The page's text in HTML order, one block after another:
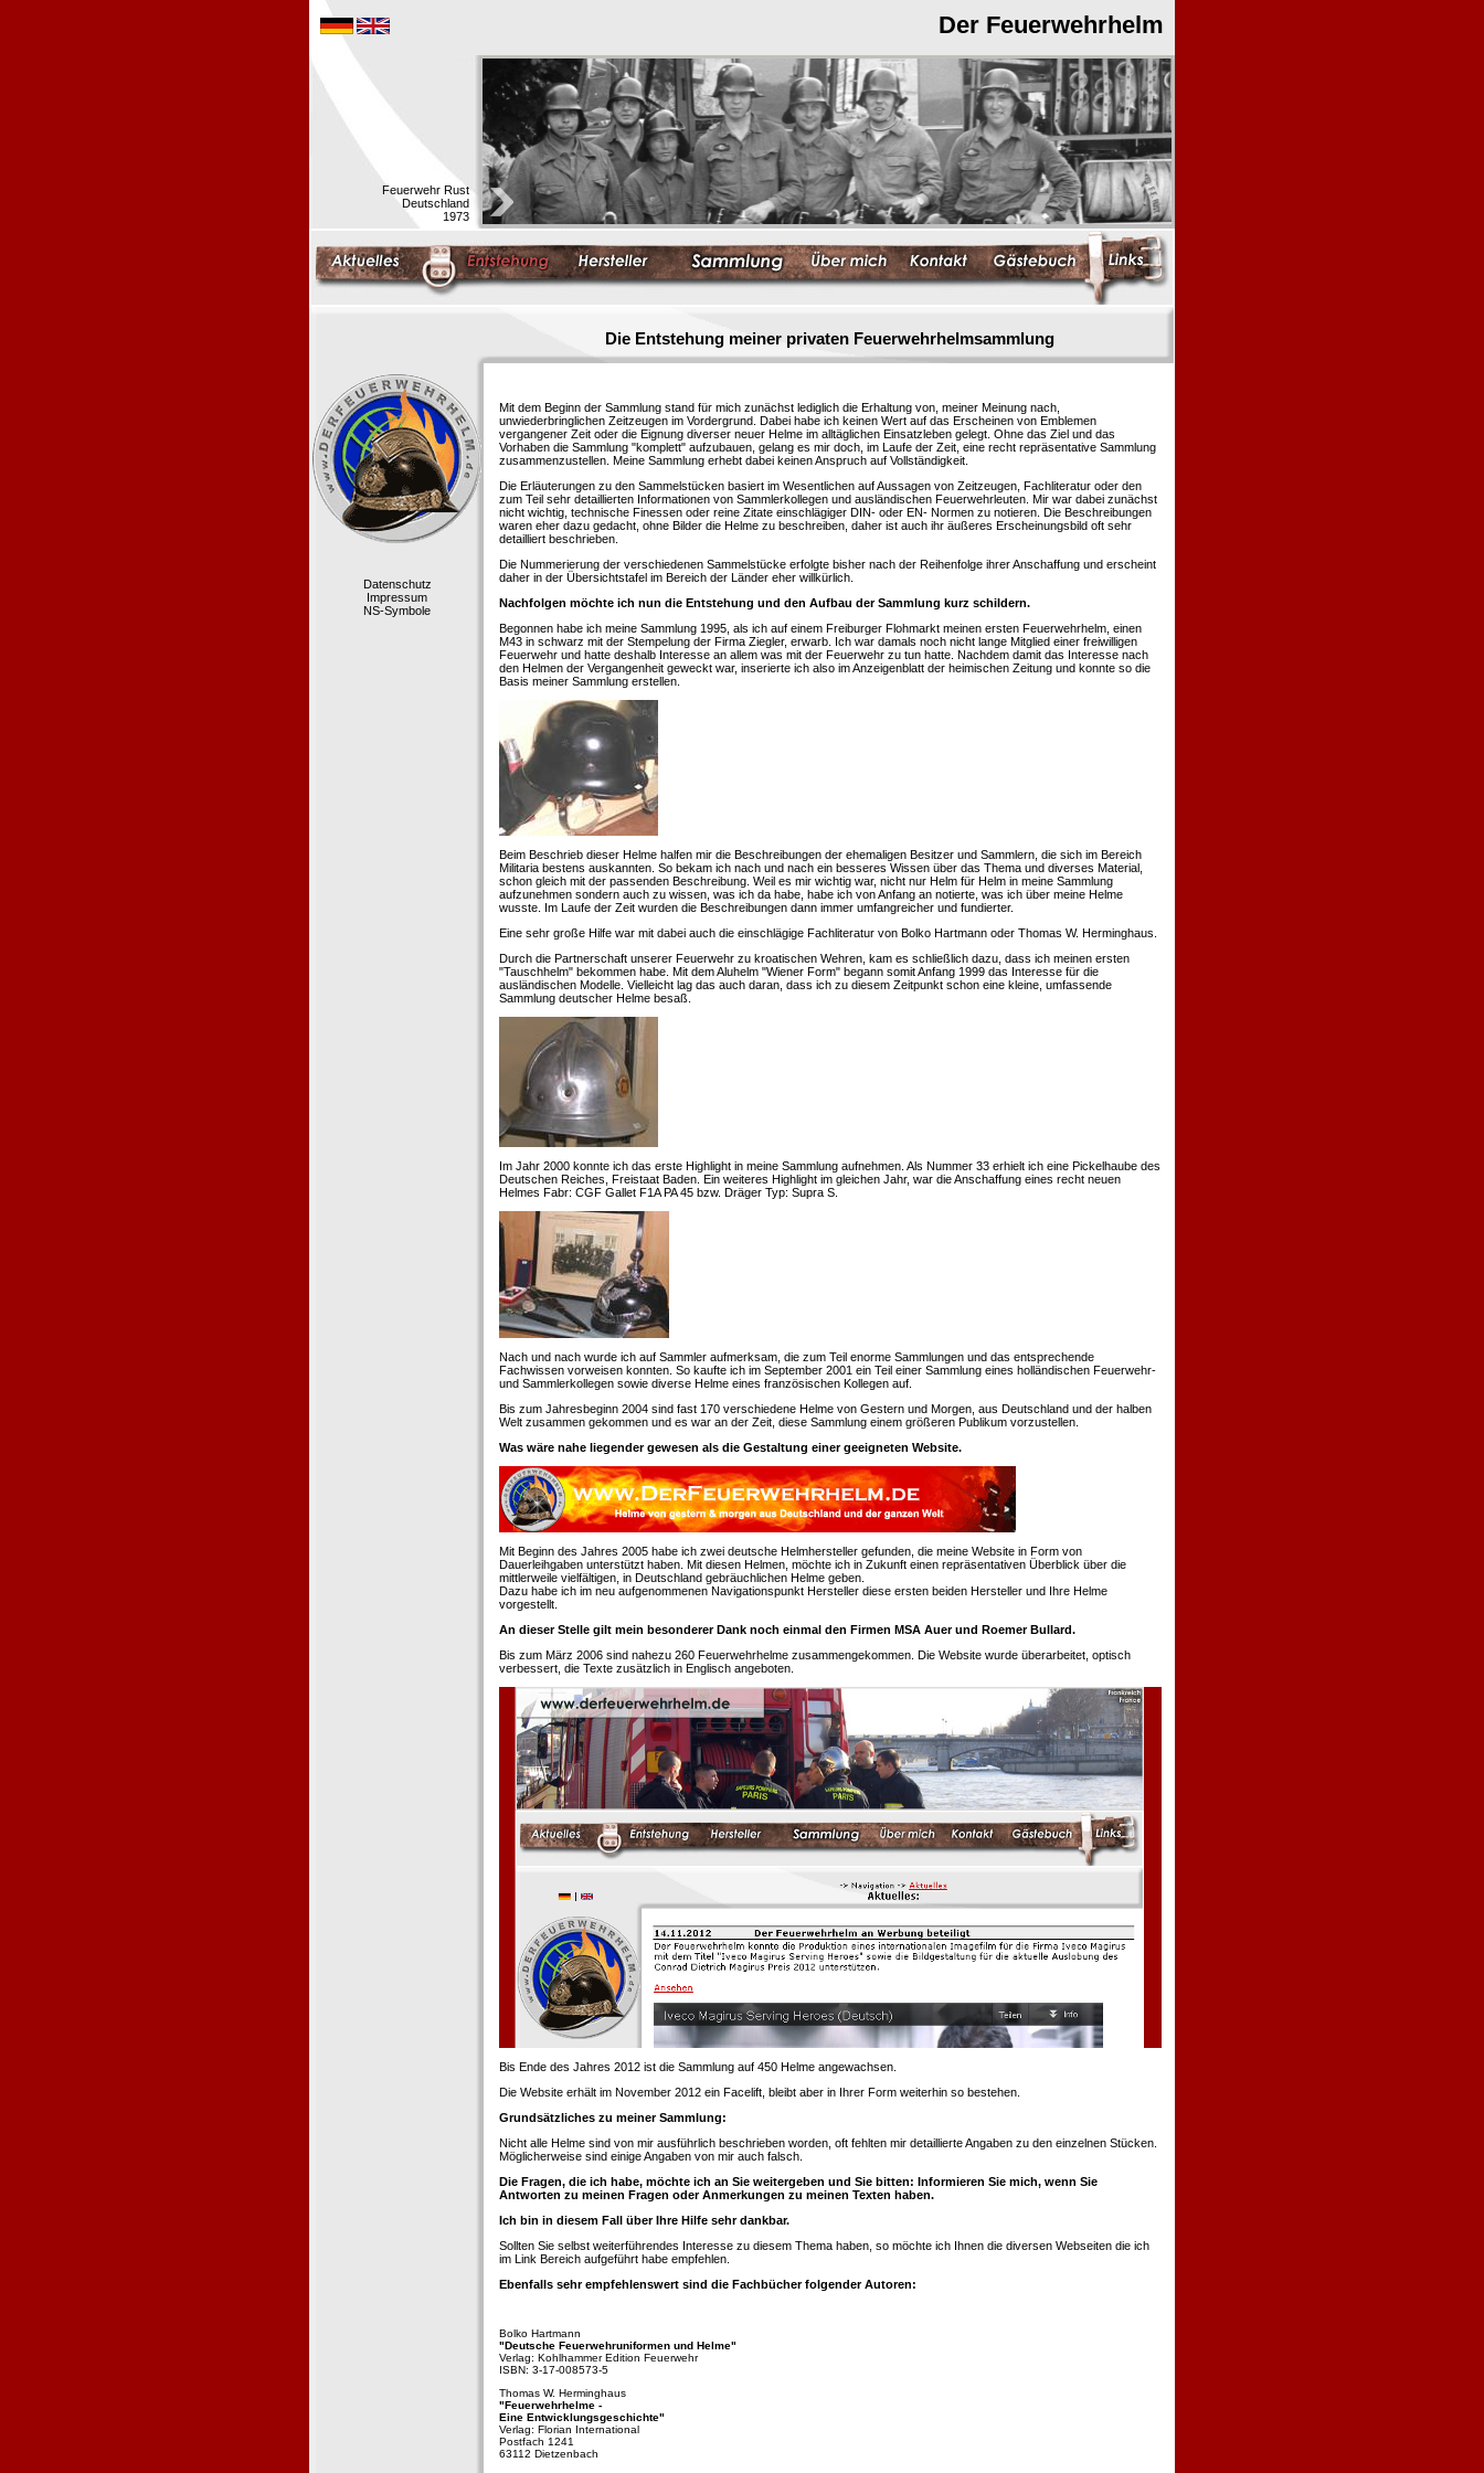
Der Feuerwehrhelm
Feuerwehr Rust
Deutschland
1973
Die Entstehung meiner privaten Feuerwehrhelmsammlung
Datenschutz
Impressum
NS-Symbole
Mit dem Beginn der Sammlung stand für mich zunächst lediglich die Erhaltung von, meiner Meinung nach,
unwiederbringlichen Zeitzeugen im Vordergrund. Dabei habe ich keinen Wert auf das Erscheinen von Emblemen
vergangener Zeit oder die Eignung diverser neuer Helme im alltäglichen Einsatzleben gelegt. Ohne das Ziel und das
Vorhaben die Sammlung "komplett" aufzubauen, gelang es mir doch, im Laufe der Zeit, eine recht repräsentative Sammlung
zusammenzustellen. Meine Sammlung erhebt dabei keinen Anspruch auf Vollständigkeit.
Die Erläuterungen zu den Sammelstücken basiert im Wesentlichen auf Aussagen von Zeitzeugen, Fachliteratur oder den
zum Teil sehr detaillierten Informationen von Sammlerkollegen und ausländischen Feuerwehrleuten. Mir war dabei zunächst
nicht wichtig, technische Finessen oder reine Zitate einschlägiger DIN- oder EN- Normen zu notieren. Die Beschreibungen
waren eher dazu gedacht, ohne Bilder die Helme zu beschreiben, daher ist auch ihr äußeres Erscheinungsbild oft sehr
detailliert beschrieben.
Die Nummerierung der verschiedenen Sammelstücke erfolgte bisher nach der Reihenfolge ihrer Anschaffung und erscheint
daher in der Übersichtstafel im Bereich der Länder eher willkürlich.
Nachfolgen möchte ich nun die Entstehung und den Aufbau der Sammlung kurz schildern.
Begonnen habe ich meine Sammlung 1995, als ich auf einem Freiburger Flohmarkt meinen ersten Feuerwehrhelm, einen
M43 in schwarz mit der Stempelung der Firma Ziegler, erwarb. Ich war damals noch nicht lange Mitglied einer freiwilligen
Feuerwehr und hatte deshalb Interesse an allem was mit der Feuerwehr zu tun hatte. Nachdem damit das Interesse nach
den Helmen der Vergangenheit geweckt war, inserierte ich also im Anzeigenblatt der heimischen Zeitung und konnte so die
Basis meiner Sammlung erstellen.
Beim Beschrieb dieser Helme halfen mir die Beschreibungen der ehemaligen Besitzer und Sammlern, die sich im Bereich
Militaria bestens auskannten. So bekam ich nach und nach ein besseres Wissen über das Thema und diverses Material,
schon gleich mit der passenden Beschreibung. Weil es mir wichtig war, nicht nur Helm für Helm in meine Sammlung
aufzunehmen sondern auch zu wissen, was ich da habe, habe ich von Anfang an notierte, was ich über meine Helme
wusste. Im Laufe der Zeit wurden die Beschreibungen dann immer umfangreicher und fundierter.
Eine sehr große Hilfe war mit dabei auch die einschlägige Fachliteratur von Bolko Hartmann oder Thomas W. Herminghaus.
Durch die Partnerschaft unserer Feuerwehr zu kroatischen Wehren, kam es schließlich dazu, dass ich meinen ersten
"Tauschhelm" bekommen habe. Mit dem Aluhelm "Wiener Form" begann somit Anfang 1999 das Interesse für die
ausländischen Modelle. Vielleicht lag das auch daran, dass ich zu diesem Zeitpunkt schon eine kleine, umfassende
Sammlung deutscher Helme besaß.
Im Jahr 2000 konnte ich das erste Highlight in meine Sammlung aufnehmen. Als Nummer 33 erhielt ich eine Pickelhaube des
Deutschen Reiches, Freistaat Baden. Ein weiteres Highlight im gleichen Jahr, war die Anschaffung eines recht neuen
Helmes Fabr: CGF Gallet F1A PA 45 bzw. Dräger Typ: Supra S.
Nach und nach wurde ich auf Sammler aufmerksam, die zum Teil enorme Sammlungen und das entsprechende
Fachwissen vorweisen konnten. So kaufte ich im September 2001 ein Teil einer Sammlung eines holländischen Feuerwehr-
und Sammlerkollegen sowie diverse Helme eines französischen Kollegen auf.
Bis zum Jahresbeginn 2004 sind fast 170 verschiedene Helme von Gestern und Morgen, aus Deutschland und der halben
Welt zusammen gekommen und es war an der Zeit, diese Sammlung einem größeren Publikum vorzustellen.
Was wäre nahe liegender gewesen als die Gestaltung einer geeigneten Website.
Mit Beginn des Jahres 2005 habe ich zwei deutsche Helmhersteller gefunden, die meine Website in Form von
Dauerleihgaben unterstützt haben. Mit diesen Helmen, möchte ich in Zukunft einen repräsentativen Überblick über die
mittlerweile vielfältigen, in Deutschland gebräuchlichen Helme geben.
Dazu habe ich im neu aufgenommenen Navigationspunkt Hersteller diese ersten beiden Hersteller und Ihre Helme
vorgestellt.
An dieser Stelle gilt mein besonderer Dank noch einmal den Firmen MSA Auer und Roemer Bullard.
Bis zum März 2006 sind nahezu 260 Feuerwehrhelme zusammengekommen. Die Website wurde überarbeitet, optisch
verbessert, die Texte zusätzlich in Englisch angeboten.
Bis Ende des Jahres 2012 ist die Sammlung auf 450 Helme angewachsen.
Die Website erhält im November 2012 ein Facelift, bleibt aber in Ihrer Form weiterhin so bestehen.
Grundsätzliches zu meiner Sammlung:
Nicht alle Helme sind von mir ausführlich beschrieben worden, oft fehlten mir detaillierte Angaben zu den einzelnen Stücken.
Möglicherweise sind einige Angaben von mir auch falsch.
Die Fragen, die ich habe, möchte ich an Sie weitergeben und Sie bitten: Informieren Sie mich, wenn Sie
Antworten zu meinen Fragen oder Anmerkungen zu meinen Texten haben.
Ich bin in diesem Fall über Ihre Hilfe sehr dankbar.
Sollten Sie selbst weiterführendes Interesse zu diesem Thema haben, so möchte ich Ihnen die diversen Webseiten die ich
im Link Bereich aufgeführt habe empfehlen.
Ebenfalls sehr empfehlenswert sind die Fachbücher folgender Autoren:
Bolko Hartmann
"Deutsche Feuerwehruniformen und Helme"
Verlag: Kohlhammer Edition Feuerwehr
ISBN: 3-17-008573-5
Thomas W. Herminghaus
"Feuerwehrhelme -
Eine Entwicklungsgeschichte"
Verlag: Florian International
Postfach 1241
63112 Dietzenbach